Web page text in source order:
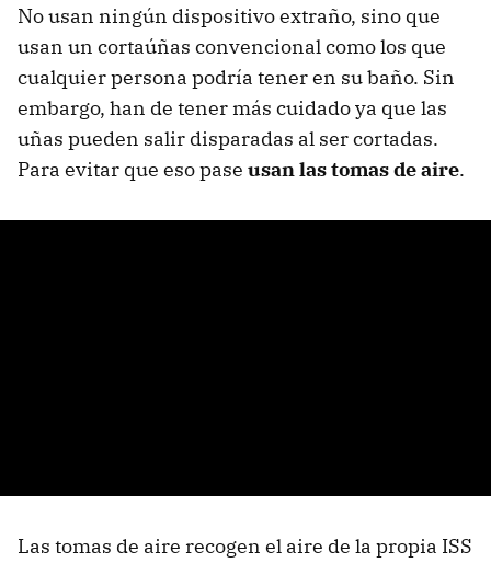
No usan ningún dispositivo extraño, sino que
usan un cortaúñas convencional como los que
cualquier persona podría tener en su baño. Sin
embargo, han de tener más cuidado ya que las
uñas pueden salir disparadas al ser cortadas.
Para evitar que eso pase usan las tomas de aire.
Las tomas de aire recogen el aire de la propia ISS